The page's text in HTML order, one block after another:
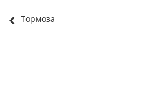
Тормоза